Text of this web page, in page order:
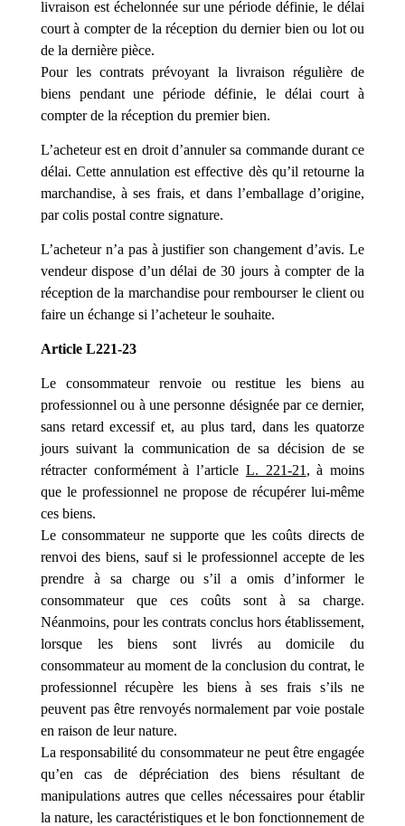
livraison est échelonnée sur une période définie, le délai
court à compter de la réception du dernier bien ou lot ou
de la dernière pièce.
Pour les contrats prévoyant la livraison régulière de
biens pendant une période définie, le délai court à
compter de la réception du premier bien.
L’acheteur est en droit d’annuler sa commande durant ce
délai. Cette annulation est effective dès qu’il retourne la
marchandise, à ses frais, et dans l’emballage d’origine,
par colis postal contre signature.
L’acheteur n’a pas à justifier son changement d’avis. Le
vendeur dispose d’un délai de 30 jours à compter de la
réception de la marchandise pour rembourser le client ou
faire un échange si l’acheteur le souhaite.
Article L221-23
Le consommateur renvoie ou restitue les biens au
professionnel ou à une personne désignée par ce dernier,
sans retard excessif et, au plus tard, dans les quatorze
jours suivant la communication de sa décision de se
rétracter conformément à l’article L. 221-21 , à moins
que le professionnel ne propose de récupérer lui-même
ces biens.
Le consommateur ne supporte que les coûts directs de
renvoi des biens, sauf si le professionnel accepte de les
prendre à sa charge ou s’il a omis d’informer le
consommateur que ces coûts sont à sa charge.
Néanmoins, pour les contrats conclus hors établissement,
lorsque les biens sont livrés au domicile du
consommateur au moment de la conclusion du contrat, le
professionnel récupère les biens à ses frais s’ils ne
peuvent pas être renvoyés normalement par voie postale
en raison de leur nature.
La responsabilité du consommateur ne peut être engagée
qu’en cas de dépréciation des biens résultant de
manipulations autres que celles nécessaires pour établir
la nature, les caractéristiques et le bon fonctionnement de